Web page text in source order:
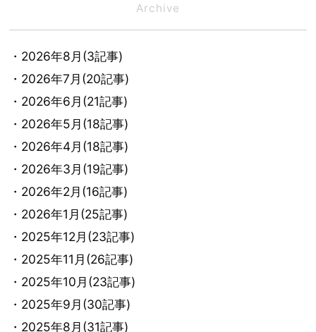
Archive
・2026年8月(3記事)
・2026年7月(20記事)
・2026年6月(21記事)
・2026年5月(18記事)
・2026年4月(18記事)
・2026年3月(19記事)
・2026年2月(16記事)
・2026年1月(25記事)
・2025年12月(23記事)
・2025年11月(26記事)
・2025年10月(23記事)
・2025年9月(30記事)
・2025年8月(31記事)